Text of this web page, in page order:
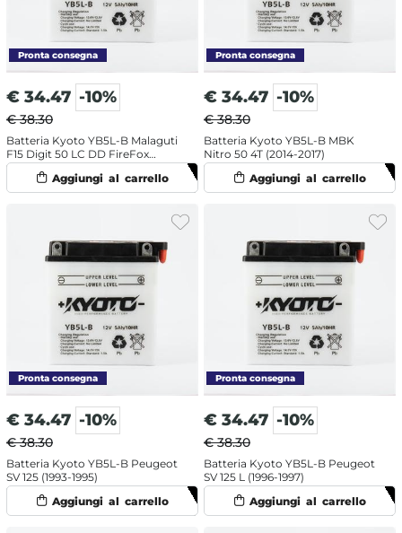
€ 34.47 -10%
€ 38.30
Batteria Kyoto YB5L-B Malaguti
F15 Digit 50 LC DD FireFox
(2003-2008)
€ 34.47 -10%
€ 38.30
Batteria Kyoto YB5L-B MBK
Nitro 50 4T (2014-2017)
€ 34.47 -10%
€ 38.30
Batteria Kyoto YB5L-B Peugeot
SV 125 (1993-1995)
€ 34.47 -10%
€ 38.30
Batteria Kyoto YB5L-B Peugeot
SV 125 L (1996-1997)